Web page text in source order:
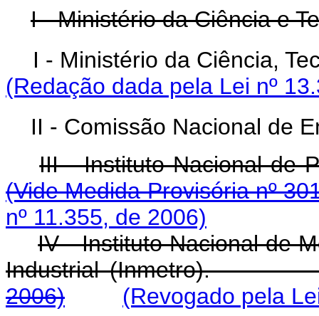
I - Ministério da Ciência e
I - Ministério da Ciência,
(Redação dada pela Lei nº
II - Comissão Nacional de
III - Instituto Nacional
(Vide Medida Provisória nº
nº 11.355, de 2006)
IV - Instituto Nacional de
Industrial
2006)
(Revogado pela